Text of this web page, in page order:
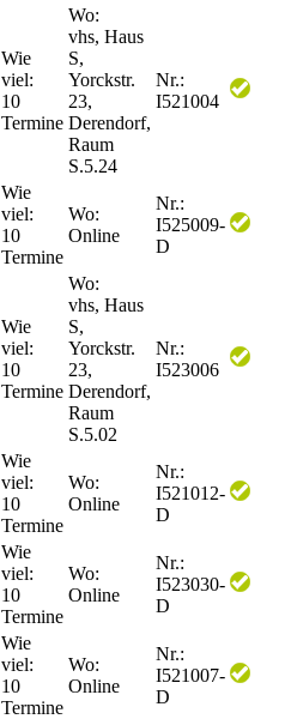
Wie
viel:
10
Termine
Wo:
vhs, Haus
S,
Yorckstr.
23,
Derendorf,
Raum
S.5.24
Nr.:
I521004
Wie
viel:
10
Termine
Wo:
Online
Nr.:
I525009-
D
Wie
viel:
10
Termine
Wo:
vhs, Haus
S,
Yorckstr.
23,
Derendorf,
Raum
S.5.02
Nr.:
I523006
Wie
viel:
10
Termine
Wo:
Online
Nr.:
I521012-
D
Wie
viel:
10
Termine
Wo:
Online
Nr.:
I523030-
D
Wie
viel:
10
Termine
Wo:
Online
Nr.:
I521007-
D